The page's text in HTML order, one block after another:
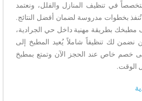
في تنظيف المنازل والفلل، ونعتمد
بخطوات مدروسة لضمان أفضل النتائج.
بطريقة مهنية داخل حي الجرادية،
نضمن لك تنظيفاً شاملاً يُعيد المطبخ إلى
خصم خاص عند الحجز الآن وتمتع بمطبخ
الوقت.